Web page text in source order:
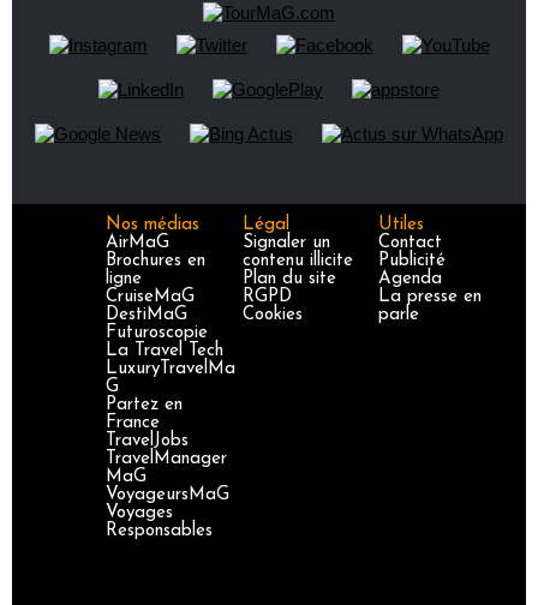
Nos médias
AirMaG
Brochures en
ligne
CruiseMaG
DestiMaG
Futuroscopie
La Travel Tech
LuxuryTravelMa
G
Partez en
France
TravelJobs
TravelManager
MaG
VoyageursMaG
Voyages
Responsables
Légal
Signaler un
contenu illicite
Plan du site
RGPD
Cookies
Utiles
Contact
Publicité
Agenda
La presse en
parle